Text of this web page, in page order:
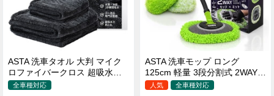
ASTA 洗車タオル 大判 マイク
ロファイバークロス 超吸水ツ
イストパイル 洗車クロス 傷防
全車種対応
ASTA 洗車モップ ロング
125cm 軽量 3段分割式 2WAY
洗車ブラシ スポンジ 高吸水 マ
人気 全車種対応